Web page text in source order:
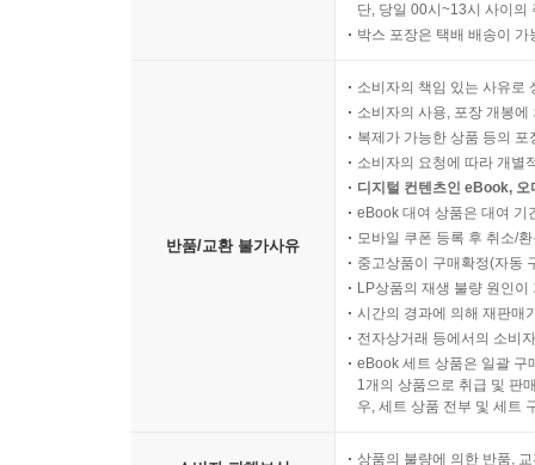
단, 당일 00시~13시 사이의
박스 포장은 택배 배송이
반품/교환 불가사유
소비자의 책임 있는 사유로
소비자의 사용, 포장 개봉
복제가 가능한 상품 등의
소비자의 요청에 따라 개별
디지털 컨텐츠인 eBook,
eBook 대여 상품은 대여 기
모바일 쿠폰 등록 후 취소/
중고상품이 구매확정(자동
LP상품의 재생 불량 원인
시간의 경과에 의해 재판매
전자상거래 등에서의 소비
eBook 세트 상품은 일괄 구
1개의 상품으로 취급 및 판
우, 세트 상품 전부 및 세트
상품의 불량에 의한 반품,